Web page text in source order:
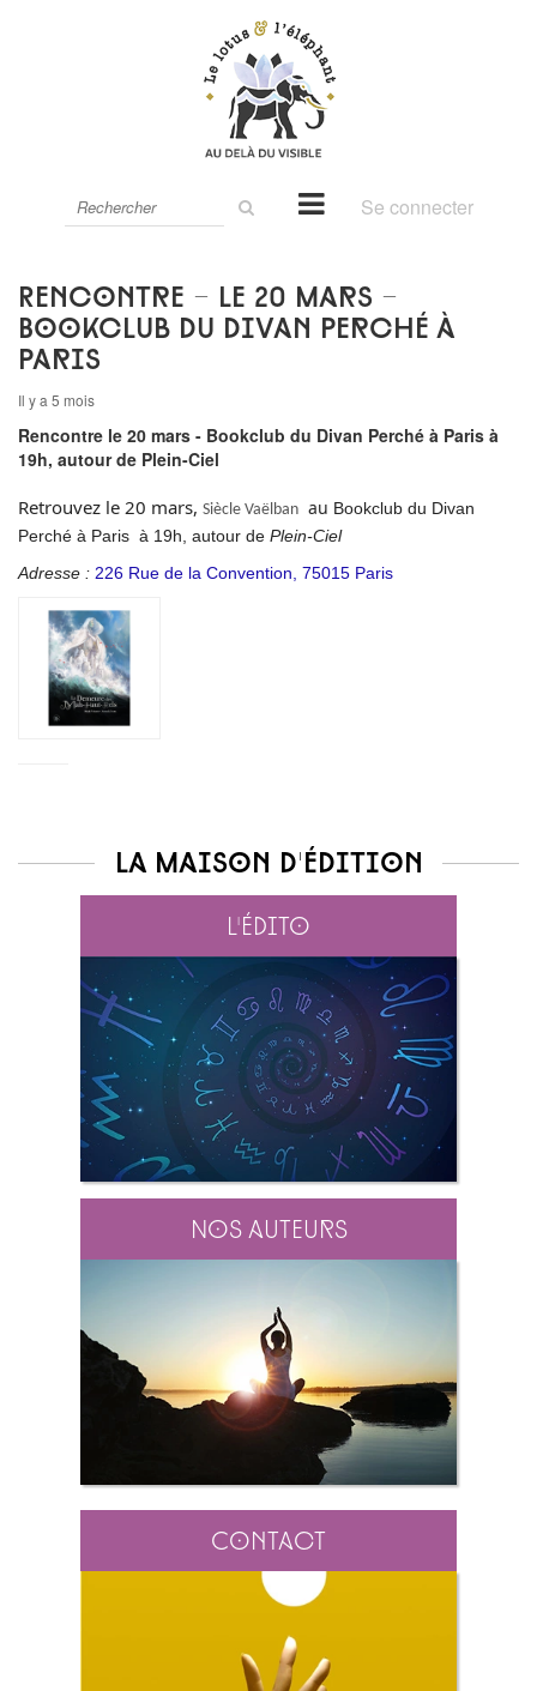
le
Se connecter
Rencontre - le 20 mars -
Bookclub du Divan Perché à
Paris
Il y a 5 mois
Rencontre le 20 mars - Bookclub du Divan Perché à Paris à
19h, autour de Plein-Ciel
Retrouvez le 20 mars, Siècle Vaëlban au Bookclub du Divan
Perché à Paris à 19h, autour de Plein-Ciel
Adresse : 226 Rue de la Convention, 75015 Paris
La maison d'édition
L'édito
Nos auteurs
Contact